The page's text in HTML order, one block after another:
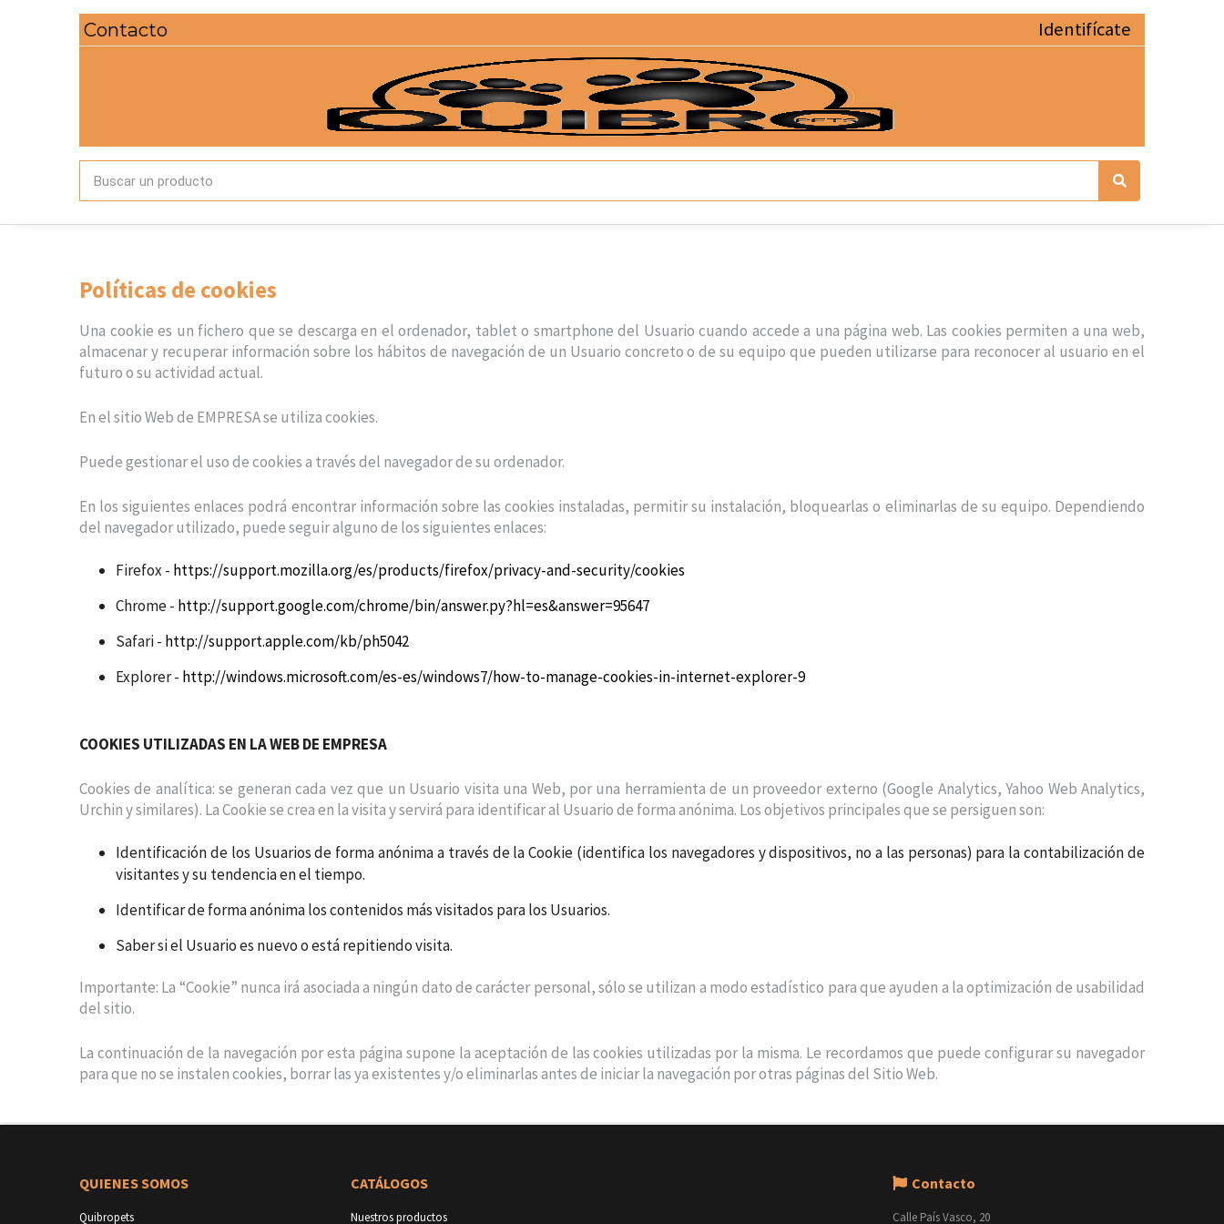
Contacto Identifícate
Políticas de cookies
Una cookie es un fichero que se descarga en el ordenador, tablet o smartphone del Usuario cuando accede a una página web. Las cookies permiten a una web,
almacenar y recuperar información sobre los hábitos de navegación de un Usuario concreto o de su equipo que pueden utilizarse para reconocer al usuario en el
futuro o su actividad actual.
En el sitio Web de EMPRESA se utiliza cookies.
Puede gestionar el uso de cookies a través del navegador de su ordenador.
En los siguientes enlaces podrá encontrar información sobre las cookies instaladas, permitir su instalación, bloquearlas o eliminarlas de su equipo. Dependiendo
del navegador utilizado, puede seguir alguno de los siguientes enlaces:
Firefox - https://support.mozilla.org/es/products/firefox/privacy-and-security/cookies
Chrome - http://support.google.com/chrome/bin/answer.py?hl=es&answer=95647
Safari - http://support.apple.com/kb/ph5042
Explorer - http://windows.microsoft.com/es-es/windows7/how-to-manage-cookies-in-internet-explorer-9
COOKIES UTILIZADAS EN LA WEB DE EMPRESA
Cookies de analítica: se generan cada vez que un Usuario visita una Web, por una herramienta de un proveedor externo (Google Analytics, Yahoo Web Analytics,
Urchin y similares). La Cookie se crea en la visita y servirá para identificar al Usuario de forma anónima. Los objetivos principales que se persiguen son:
Identificación de los Usuarios de forma anónima a través de la Cookie (identifica los navegadores y dispositivos, no a las personas) para la contabilización de
visitantes y su tendencia en el tiempo.
Identificar de forma anónima los contenidos más visitados para los Usuarios.
Saber si el Usuario es nuevo o está repitiendo visita.
Importante: La “Cookie” nunca irá asociada a ningún dato de carácter personal, sólo se utilizan a modo estadístico para que ayuden a la optimización de usabilidad
del sitio.
La continuación de la navegación por esta página supone la aceptación de las cookies utilizadas por la misma. Le recordamos que puede configurar su navegador
para que no se instalen cookies, borrar las ya existentes y/o eliminarlas antes de iniciar la navegación por otras páginas del Sitio Web.
QUIENES SOMOS
Quibropets
CATÁLOGOS
Nuestros productos
Contacto
Calle País Vasco, 20